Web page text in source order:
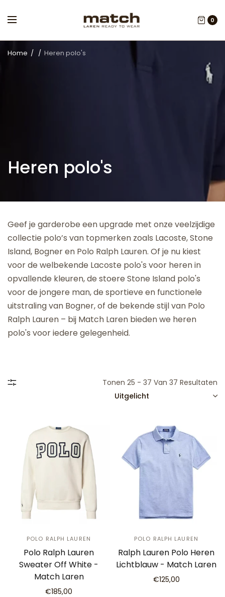
0
Home / / Heren polo's
Heren polo's
Geef je garderobe een upgrade met onze veelzijdige
collectie polo’s van topmerken zoals Lacoste, Stone
Island, Bogner en Polo Ralph Lauren. Of je nu kiest
voor de welbekende Lacoste polo's voor heren in
opvallende kleuren, de stoere Stone Island polo's
voor de jongere man, de sportieve en functionele
uitstraling van Bogner, of de bekende stijl van Polo
Ralph Lauren – bij Match Laren bieden we heren
polo's voor iedere gelegenheid.
Tonen 25 - 37 Van 37 Resultaten
POLO RALPH LAUREN
Polo Ralph Lauren
Sweater Off White -
Match Laren
€185,00
POLO RALPH LAUREN
Ralph Lauren Polo Heren
Lichtblauw - Match Laren
€125,00